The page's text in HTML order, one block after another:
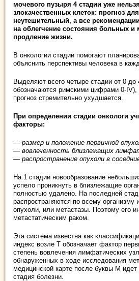
мочевого пузыря 4 стадии уже
злокачественных клеток: прогноз
неутешительный, а все
на облегчение состояния больных и
продление жизни.
В онкологии стадии помогают
объяснить перспективы человека в
Выделяют всего четыре стадии от 0 до
обозначаются римскими цифрами 0-IV),
прогноз стремительно ухудшается.
При определении стадии онкологи
факторы:
— размер и положение первичной
— вовлеченность близлежащих
— распространение опухоли в
На 1 стадии новообразование
успело проникнуть в близлежащие
полностью удалено. На последней
распространяются по всему организму
опухоли, или метастазы. Поэтому его
метастатическим раком.
Эта система известна как
индекс возле T обозначает фактор
степень вовлечения лимфатических
обнаруженных в ходе исследования
медицинской карте после буквы М идет
стадия болезни.